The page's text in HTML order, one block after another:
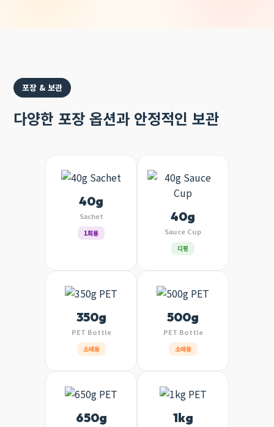
포장 & 보관
다양한 포장 옵션과 안정적인 보관
40g
Sachet
1회용
40g
Sauce Cup
디핑
350g
PET Bottle
소매용
500g
PET Bottle
소매용
650g 1kg